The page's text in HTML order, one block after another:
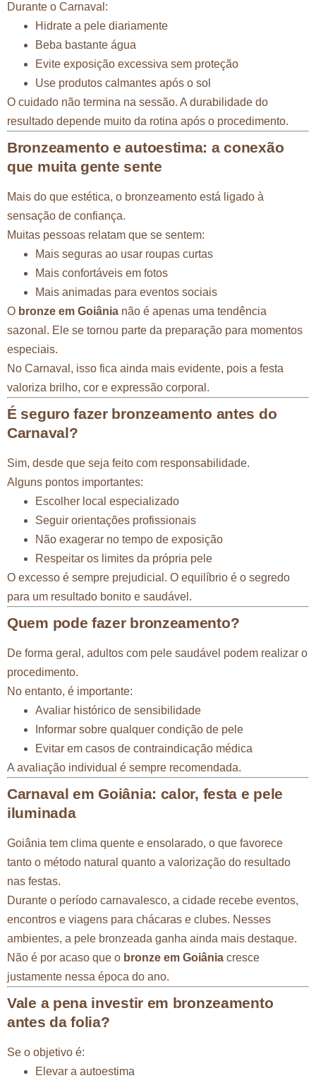
Durante o Carnaval:
Hidrate a pele diariamente
Beba bastante água
Evite exposição excessiva sem proteção
Use produtos calmantes após o sol
O cuidado não termina na sessão. A durabilidade do
resultado depende muito da rotina após o procedimento.
Bronzeamento e autoestima: a conexão
que muita gente sente
Mais do que estética, o bronzeamento está ligado à
sensação de confiança.
Muitas pessoas relatam que se sentem:
Mais seguras ao usar roupas curtas
Mais confortáveis em fotos
Mais animadas para eventos sociais
O bronze em Goiânia não é apenas uma tendência
sazonal. Ele se tornou parte da preparação para momentos
especiais.
No Carnaval, isso fica ainda mais evidente, pois a festa
valoriza brilho, cor e expressão corporal.
É seguro fazer bronzeamento antes do
Carnaval?
Sim, desde que seja feito com responsabilidade.
Alguns pontos importantes:
Escolher local especializado
Seguir orientações profissionais
Não exagerar no tempo de exposição
Respeitar os limites da própria pele
O excesso é sempre prejudicial. O equilíbrio é o segredo
para um resultado bonito e saudável.
Quem pode fazer bronzeamento?
De forma geral, adultos com pele saudável podem realizar o
procedimento.
No entanto, é importante:
Avaliar histórico de sensibilidade
Informar sobre qualquer condição de pele
Evitar em casos de contraindicação médica
A avaliação individual é sempre recomendada.
Carnaval em Goiânia: calor, festa e pele
iluminada
Goiânia tem clima quente e ensolarado, o que favorece
tanto o método natural quanto a valorização do resultado
nas festas.
Durante o período carnavalesco, a cidade recebe eventos,
encontros e viagens para chácaras e clubes. Nesses
ambientes, a pele bronzeada ganha ainda mais destaque.
Não é por acaso que o bronze em Goiânia cresce
justamente nessa época do ano.
Vale a pena investir em bronzeamento
antes da folia?
Se o objetivo é:
Elevar a autoestima